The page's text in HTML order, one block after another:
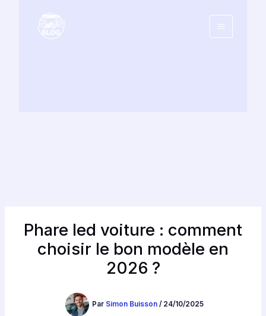
Phare led voiture : comment
choisir le bon modèle en
2026 ?
Par Simon Buisson / 24/10/2025